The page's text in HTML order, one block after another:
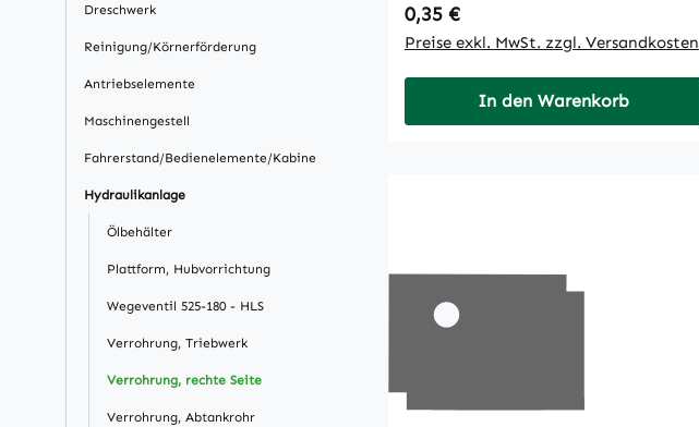
Dreschwerk
Reinigung/Körnerförderung
Antriebselemente
Maschinengestell
Fahrerstand/Bedienelemente/Kabine
Hydraulikanlage
Ölbehälter
Plattform, Hubvorrichtung
Wegeventil 525-180 - HLS
Verrohrung, Triebwerk
Verrohrung, rechte Seite
Verrohrung, Abtankrohr
Regulärer Preis:
0,35 €
Preise exkl. MwSt. zzgl. Versandkosten
In den Warenkorb